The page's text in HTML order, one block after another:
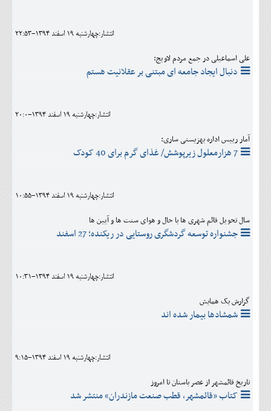
انتشار:چهارشنبه 19 اسفند 1394-22:53
علی اسماعیلی در جمع مردم لاویج:
دنبال ایجاد جامعه ای مبتنی بر عقلانیت هستم
انتشار:چهارشنبه 19 اسفند 1394-20:0
آمار رییس اداره بهزیستی ساری:
7 هزارمعلول زیرپوشش/ غذای گرم برای 40 کودک
انتشار:چهارشنبه 19 اسفند 1394-10:55
سال تحویل قائم شهری ها با حال و هوای سنت ها و آیین ها
جشنواره توسعه گردشگری روستایی در ریکنده؛ 27 اسفند
انتشار:چهارشنبه 19 اسفند 1394-10:31
گزارش یک همایش
شمشادها بیمار شده اند
انتشار:چهارشنبه 19 اسفند 1394-9:15
تاریخ قائمشهر از عصر باستان تا امروز
کتاب «قائمشهر، قطب صنعت مازندران» منتشر شد